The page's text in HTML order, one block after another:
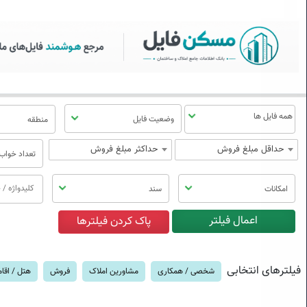
مسکن فایل | خرید، فروش،
منوی
مسکن
وضعیت فایل منطقه
حداقل مبلغ فروش حداکثر مبلغ فروش تعداد
امکانات سند
فیلترهای انتخابی شخصی / همکاری مشاورین املاک فروش هتل /